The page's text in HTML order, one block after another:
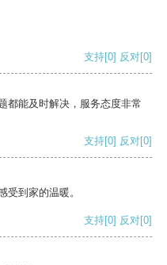
支持[0] 反对[0]
都能及时解决，服务态度非常
支持[0] 反对[0]
受到家的温暖。
支持[0] 反对[0]